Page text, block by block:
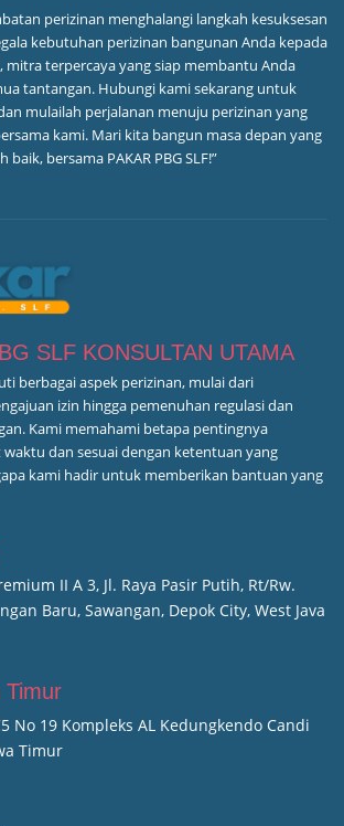
perizinan menghalangi langkah kesuksesan
kebutuhan perizinan bangunan Anda kepada
mitra terpercaya yang siap membantu Anda
tantangan. Hubungi kami sekarang untuk
mulailah perjalanan menuju perizinan yang
kami. Mari kita bangun masa depan yang
baik, bersama PAKAR PBG SLF!”
SLF KONSULTAN UTAMA
berbagai aspek perizinan, mulai dari
izin hingga pemenuhan regulasi dan
Kami memahami betapa pentingnya
dan sesuai dengan ketentuan yang
kami hadir untuk memberikan bantuan yang
II A 3, Jl. Raya Pasir Putih, Rt/Rw.
Baru, Sawangan, Depok City, West Java
Timur
No 19 Kompleks AL Kedungkendo Candi
Timur